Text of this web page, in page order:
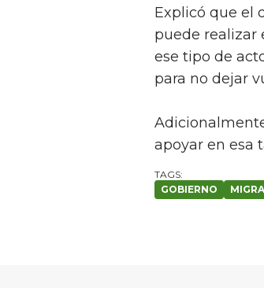
Explicó que el
puede realizar
ese tipo de
para no dejar
apoyar en esa
GOBIERNO